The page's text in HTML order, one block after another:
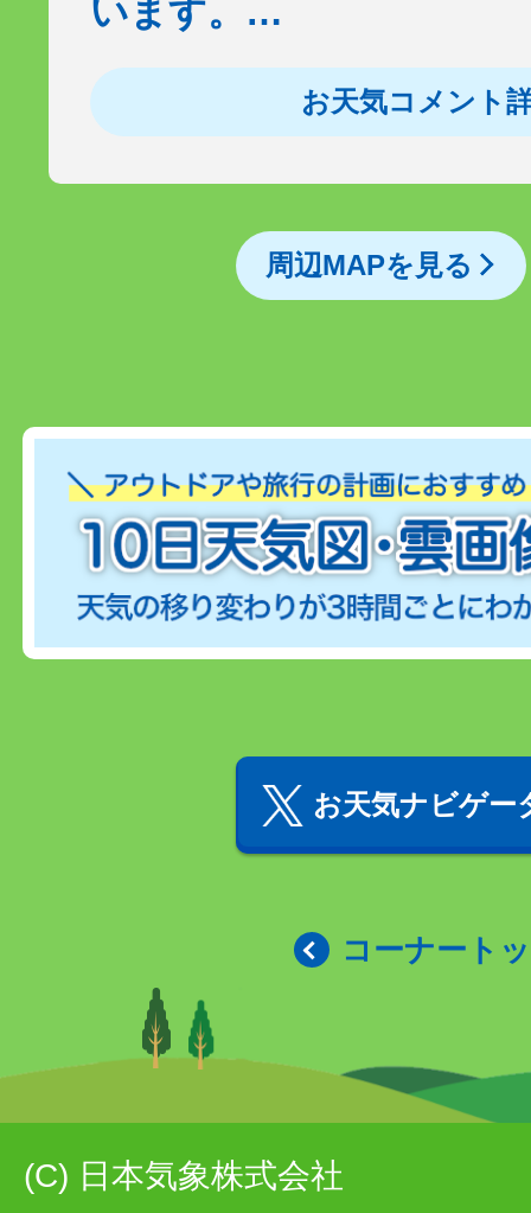
います。…
お天気コメント
周辺MAPを見る
お天気ナビゲー
コーナート
(C) 日本気象株式会社